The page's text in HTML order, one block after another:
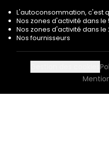
L'autoconsommation, c'est
Nos zones d'activité dans le
Nos zones d'activité dans le
Nos fournisseurs